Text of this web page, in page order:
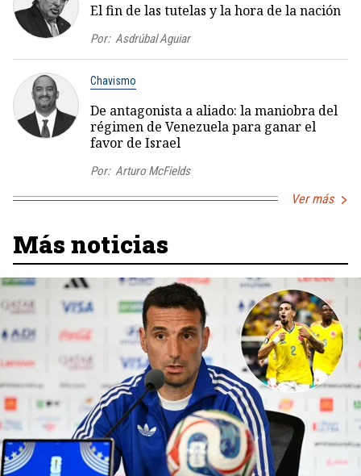
El fin de las tutelas y la hora de la nación
Por: Asdrúbal Aguiar
Chavismo
De antagonista a aliado: la maniobra del
régimen de Venezuela para ganar el
favor de Israel
Por: Arturo McFields
Ver más
Más noticias